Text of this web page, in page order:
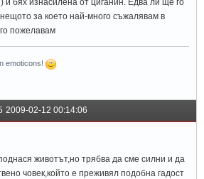
и бях изнасилена от циганин. Едва ли ще го
за което най-много съжалявам в
пожелавам
emoticons!
2009-02-12 00:14:06
животът,но трябва да сме силни и да
човек,който е преживял подобна гадост